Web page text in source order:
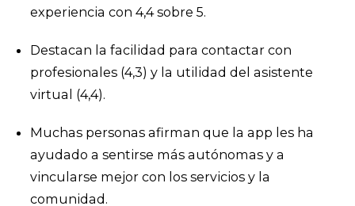
experiencia con 4,4 sobre 5.
Destacan la facilidad para contactar con
profesionales (4,3) y la utilidad del asistente
virtual (4,4).
Muchas personas afirman que la app les ha
ayudado a sentirse más autónomas y a
vincularse mejor con los servicios y la
comunidad.